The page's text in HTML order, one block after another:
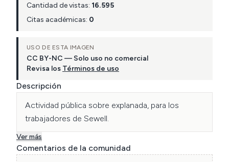
Cantidad de vistas: 16.595
Citas académicas: 0
USO DE ESTA IMAGEN
CC BY-NC — Solo uso no comercial
Revisa los Términos de uso
Descripción
Actividad pública sobre explanada, para los
trabajadores de Sewell.
Ver más
Comentarios de la comunidad